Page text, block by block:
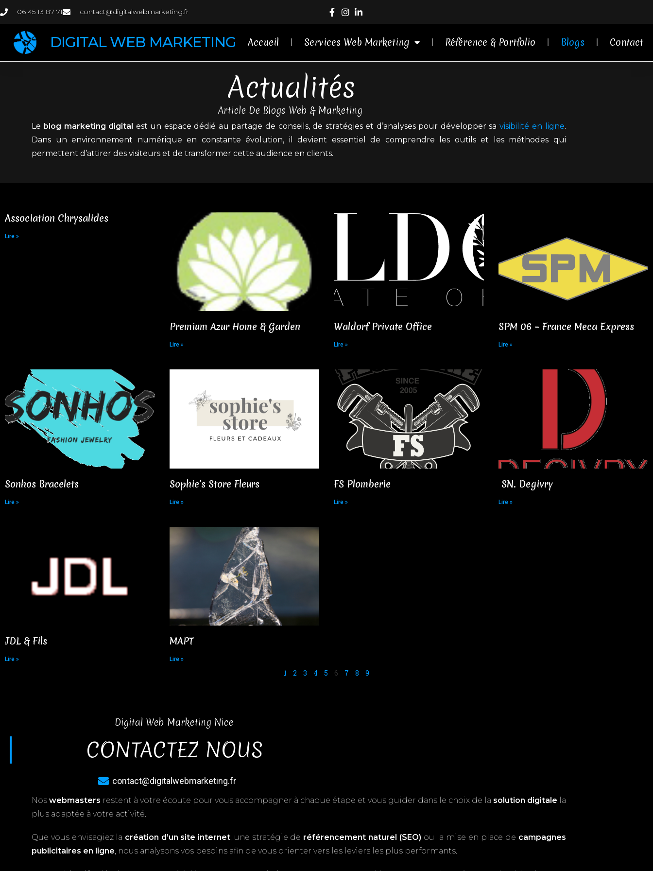
06 45 13 87 71 contact@digitalwebmarketing.fr
DIGITAL WEB MARKETING Accueil Services Web Marketing Référence & Portfolio Blogs Contact
Actualités
Article De Blogs Web & Marketing
Le blog marketing digital est un espace dédié au partage de conseils, de stratégies et d’analyses pour développer sa visibilité en ligne.
Dans un environnement numérique en constante évolution, il devient essentiel de comprendre les outils et les méthodes qui
permettent d’attirer des visiteurs et de transformer cette audience en clients.
Association Chrysalides​
Lire »
Premium Azur Home & Garden​
Lire »
Waldorf Private Office​
Lire »
SPM 06 – France Meca Express​
Lire »
Sonhos Bracelets​
Lire »
Sophie’s Store Fleurs​
Lire »
FS Plomberie​
Lire »
SN. Degivry​
Lire »
JDL & Fils​
Lire »
MAPT ​
Lire »
1 2 3 4 5 6 7 8 9
Digital Web Marketing Nice
CONTACTEZ NOUS
contact@digitalwebmarketing.fr
Nos webmasters restent à votre écoute pour vous accompagner à chaque étape et vous guider dans le choix de la solution digitale la
plus adaptée à votre activité.
Que vous envisagiez la création d’un site internet, une stratégie de référencement naturel (SEO) ou la mise en place de campagnes
publicitaires en ligne, nous analysons vos besoins afin de vous orienter vers les leviers les plus performants.